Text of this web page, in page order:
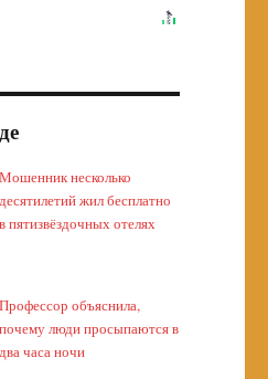
Мошенник несколько
десятилетий жил бесплатно
в пятизвёздочных отелях
Профессор объяснила,
почему люди просыпаются в
два часа ночи